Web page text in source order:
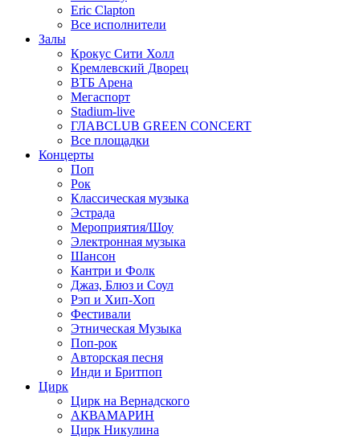
Eric Clapton
Все исполнители
Залы
Крокус Сити Холл
Кремлевский Дворец
ВТБ Арена
Мегаспорт
Stadium-live
ГЛАВCLUB GREEN CONCERT
Все площадки
Концерты
Поп
Рок
Классическая музыка
Эстрада
Мероприятия/Шоу
Электронная музыка
Шансон
Кантри и Фолк
Джаз, Блюз и Соул
Рэп и Хип-Хоп
Фестивали
Этническая Музыка
Поп-рок
Авторская песня
Инди и Бритпоп
Цирк
Цирк на Вернадского
АКВАМАРИН
Цирк Никулина